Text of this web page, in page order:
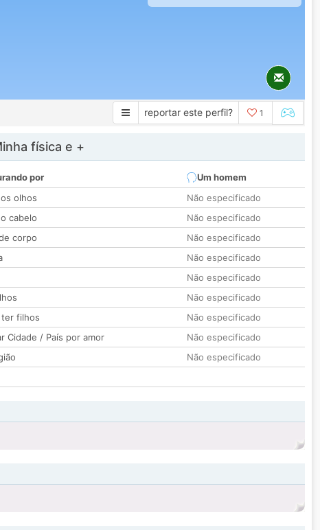
reportar este perfil? 1
física e +
por
Um homem
olhos
Não especificado
cabelo
Não especificado
corpo
Não especificado
Não especificado
Não especificado
Não especificado
filhos
Não especificado
Cidade / País por amor
Não especificado
Não especificado